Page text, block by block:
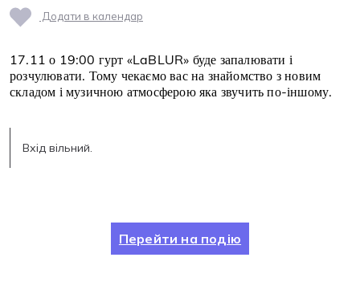
Додати в календар
17.11 о 19:00 гурт «LaBLUR» буде запалювати і
розчулювати. Тому чекаємо вас на знайомство з новим
складом і музичною атмосферою яка звучить по-іншому.
Вхід вільний.
Перейти на подію